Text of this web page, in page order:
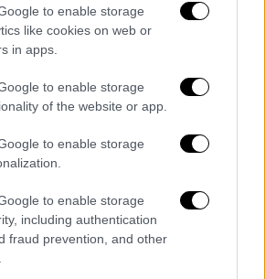
to enable storage
like cookies on web or
in apps.
to enable storage
of the website or app.
to enable storage
to enable storage
including authentication
fraud prevention, and other
τους άνω των 60
επτά μήνες μετά
αν δεν κάνουν καμία
1
Ιανουάριο - 50% έκπτωση
τις 15
τα ΑΜΚΑ στην ΑΑΔΕ
Ιανουάριο - θα